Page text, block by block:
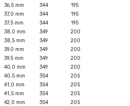
36,5 mm
344
195
37,0 mm
344
195
37,5 mm
344
195
38,0 mm
349
200
38,5 mm
349
200
39,0 mm
349
200
39,5 mm
349
200
40,0 mm
349
200
40,5 mm
354
205
41,0 mm
354
205
41,5 mm
354
205
42,0 mm
354
205